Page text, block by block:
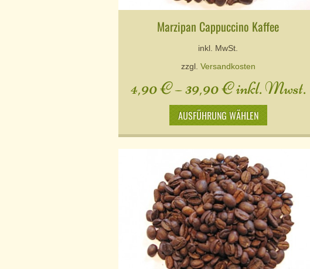
Marzipan Cappuccino Kaffee
inkl. MwSt.
zzgl. Versandkosten
4,90€–39,90€inkl. Mwst.
AUSFÜHRUNG WÄHLEN